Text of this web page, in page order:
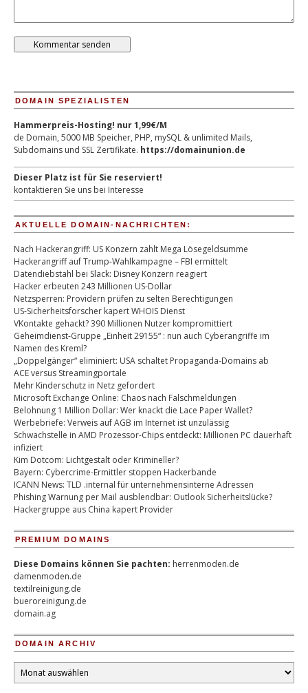
DOMAIN SPEZIALISTEN
Hammerpreis-Hosting! nur 1,99€/M
de Domain, 5000 MB Speicher, PHP, mySQL & unlimited Mails,
Subdomains und SSL Zertifikate. https://domainunion.de
Dieser Platz ist für Sie reserviert!
kontaktieren Sie uns bei Interesse
AKTUELLE DOMAIN-NACHRICHTEN:
Nach Hackerangriff: US Konzern zahlt Mega Lösegeldsumme
Hackerangriff auf Trump-Wahlkampagne – FBI ermittelt
Datendiebstahl bei Slack: Disney Konzern reagiert
Hacker erbeuten 243 Millionen US-Dollar
Netzsperren: Providern prüfen zu selten Berechtigungen
US-Sicherheitsforscher kapert WHOIS Dienst
VKontakte gehackt? 390 Millionen Nutzer kompromittiert
Geheimdienst-Gruppe „Einheit 29155“ : nun auch Cyberangriffe im
Namen des Kreml?
„Doppelgänger“ eliminiert: USA schaltet Propaganda-Domains ab
ACE versus Streamingportale
Mehr Kinderschutz in Netz gefordert
Microsoft Exchange Online: Chaos nach Falschmeldungen
Belohnung 1 Million Dollar: Wer knackt die Lace Paper Wallet?
Werbebriefe: Verweis auf AGB im Internet ist unzulässig
Schwachstelle in AMD Prozessor-Chips entdeckt: Millionen PC dauerhaft
infiziert
Kim Dotcom: Lichtgestalt oder Krimineller?
Bayern: Cybercrime-Ermittler stoppen Hackerbande
ICANN News: TLD .internal für unternehmensinterne Adressen
Phishing Warnung per Mail ausblendbar: Outlook Sicherheitslücke?
Hackergruppe aus China kapert Provider
PREMIUM DOMAINS
Diese Domains können Sie pachten: herrenmoden.de
damenmoden.de
textilreinigung.de
bueroreinigung.de
domain.ag
DOMAIN ARCHIV
Domain
Archiv